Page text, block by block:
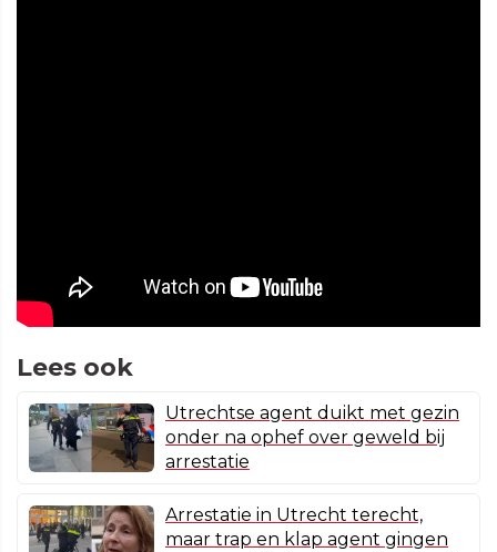
Lees ook
Utrechtse agent duikt met gezin
onder na ophef over geweld bij
arrestatie
Arrestatie in Utrecht terecht,
maar trap en klap agent gingen